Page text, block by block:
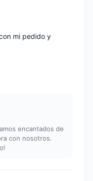
mi pedido y
encantados de
con nosotros.